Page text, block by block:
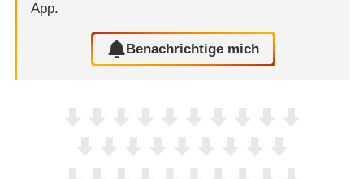
App.
Benachrichtige mich